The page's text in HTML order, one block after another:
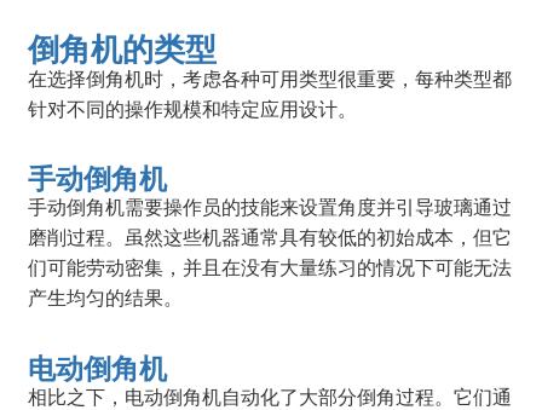
倒角机的类型
在选择倒角机时，考虑各种可用类型很重要，每种类型都
针对不同的操作规模和特定应用设计。
手动倒角机
手动倒角机需要操作员的技能来设置角度并引导玻璃通过
磨削过程。虽然这些机器通常具有较低的初始成本，但它
们可能劳动密集，并且在没有大量练习的情况下可能无法
产生均匀的结果。
电动倒角机
相比之下，电动倒角机自动化了大部分倒角过程。它们通